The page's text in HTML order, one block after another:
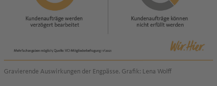
Gravierende Auswirkungen der Engpässe. Grafik: Lena Wolff